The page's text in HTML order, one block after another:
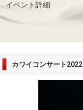
イベント詳細
カワイコンサート